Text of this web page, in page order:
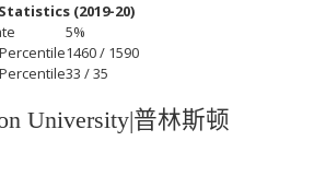
(2019-20)
5%
1460 / 1590
33 / 35
University| 普林斯顿